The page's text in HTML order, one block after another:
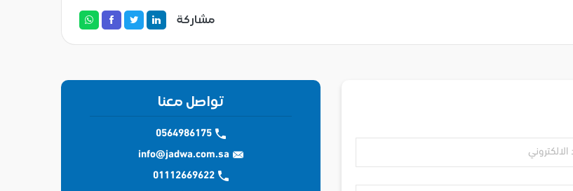
مشاركة
تواصل معنا
0564986175
info@jadwa.com.sa
01112669622